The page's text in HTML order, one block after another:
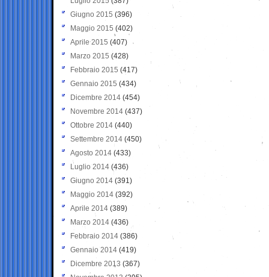
Giugno 2015 (396)
Maggio 2015 (402)
Aprile 2015 (407)
Marzo 2015 (428)
Febbraio 2015 (417)
Gennaio 2015 (434)
Dicembre 2014 (454)
Novembre 2014 (437)
Ottobre 2014 (440)
Settembre 2014 (450)
Agosto 2014 (433)
Luglio 2014 (436)
Giugno 2014 (391)
Maggio 2014 (392)
Aprile 2014 (389)
Marzo 2014 (436)
Febbraio 2014 (386)
Gennaio 2014 (419)
Dicembre 2013 (367)